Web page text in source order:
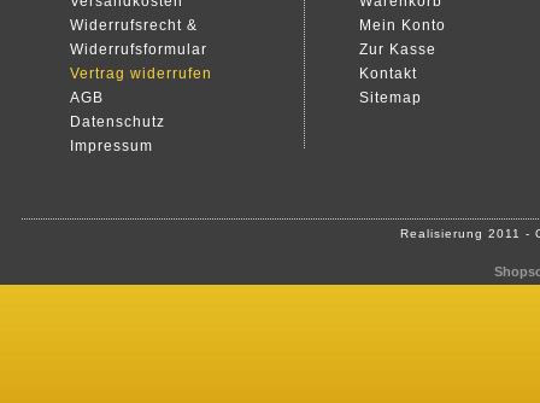
Widerrufsrecht &
Widerrufsformular
Vertrag widerrufen
AGB
Datenschutz
Impressum
Mein Konto
Zur Kasse
Kontakt
Sitemap
Realisierung 2011 -